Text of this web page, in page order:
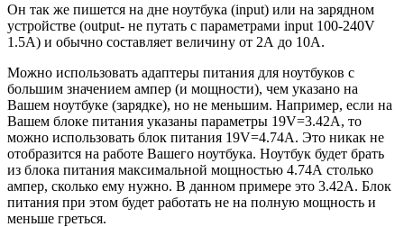
Он так же пишется на дне ноутбука (input) или на зарядном
устройстве (output- не путать с параметрами input 100-240V
1.5A) и обычно составляет величину от 2А до 10A.
Можно использовать адаптеры питания для ноутбуков с
большим значением ампер (и мощности), чем указано на
Вашем ноутбуке (зарядке), но не меньшим. Например, если на
Вашем блоке питания указаны параметры 19V=3.42A, то
можно использовать блок питания 19V=4.74A. Это никак не
отобразится на работе Вашего ноутбука. Ноутбук будет брать
из блока питания максимальной мощностью 4.74А столько
ампер, сколько ему нужно. В данном примере это 3.42А. Блок
питания при этом будет работать не на полную мощность и
меньше греться.